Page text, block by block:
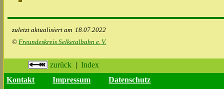
zuletzt aktualisiert am 18.07.2022
© Freundeskreis Selketalbahn e. V.
zurück |Index
Kontakt
Impressum Datenschutz